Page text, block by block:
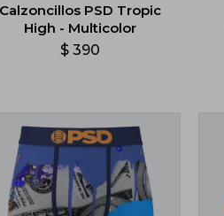
Calzoncillos PSD Tropic
High - Multicolor
$ 390